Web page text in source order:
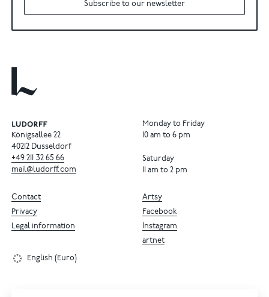
Subscribe to our newsletter
Königsallee 22
40212 Dusseldorf
+49 211 32 65 66
mail@ludorff.com
Monday to Friday
10 am to 6 pm
Saturday
11 am to 2 pm
Artsy
Facebook
Instagram
artnet
Contact
Privacy
Legal information
English (Euro)